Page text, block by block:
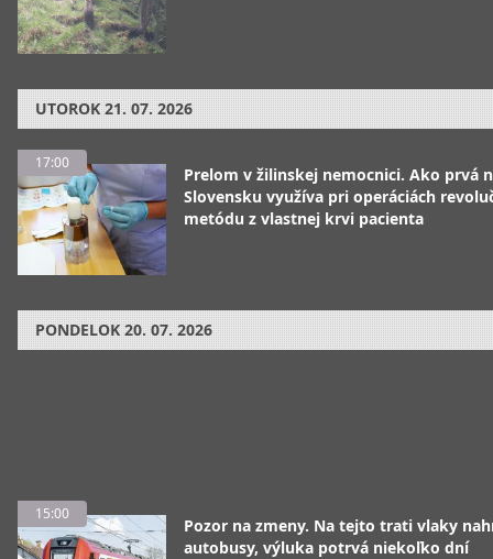
UTOROK 21. 07. 2026
17:00
Prelom v žilinskej nemocnici. Ako prvá
Slovensku využíva pri operáciách
metódu z vlastnej krvi pacienta
PONDELOK 20. 07. 2026
15:00
Pozor na zmeny. Na tejto trati vlaky
autobusy, výluka potrvá niekoľko dní